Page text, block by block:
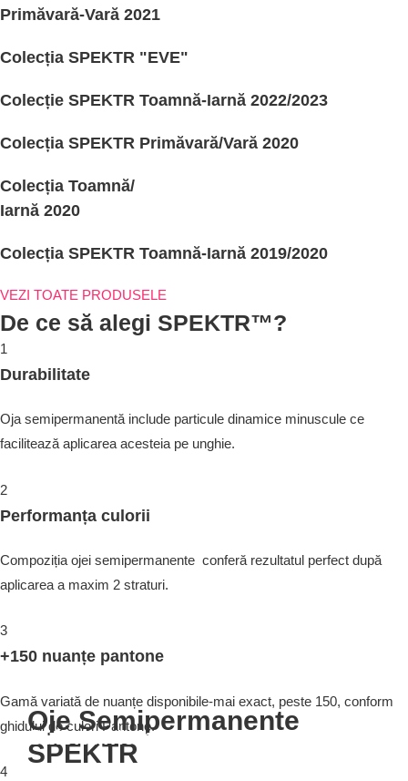
Oje Semipermanente
SPEKTR
Cine suntem noi?
Culori
Primăvară-Vară 2021
Colecția SPEKTR "EVE"
Colecție SPEKTR Toamnă-Iarnă 2022/2023
Colecția SPEKTR Primăvară/Vară 2020
Colecția Toamnă/
Iarnă 2020
Colecția SPEKTR Toamnă-Iarnă 2019/2020
VEZI TOATE PRODUSELE
De ce să alegi SPEKTR™?
1
Durabilitate
Oja semipermanentă include particule dinamice minuscule ce
facilitează aplicarea acesteia pe unghie.
2
Performanța culorii
Compoziția ojei semipermanente conferă rezultatul perfect după
aplicarea a maxim 2 straturi.
3
+150 nuanțe pantone
Gamă variată de nuanțe disponibile-mai exact, peste 150, conform
ghidului de culori Pantone.
4